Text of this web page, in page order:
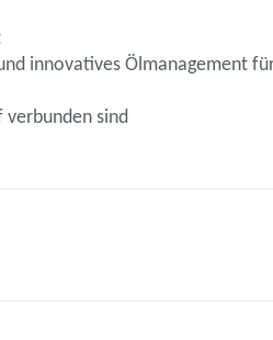
innovatives Ölmanagement
verbunden sind